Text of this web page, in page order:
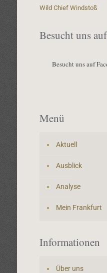
Wild Chief Windstoß
Besucht uns
Besucht uns auf
Menü
Aktuell
Ausblick
Analyse
Mein Frankfurt
Informationen
Über uns